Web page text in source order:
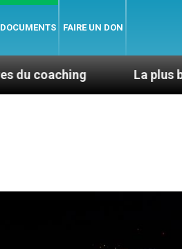
DOCUMENTS FAIRE UN DON
La plus belle chose dans